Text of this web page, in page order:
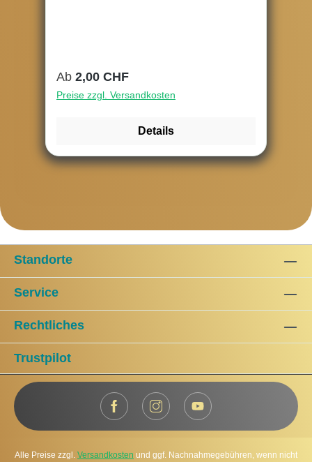
Regulärer Preis:
Ab 2,00 CHF
Preise zzgl. Versandkosten
Details
Standorte
Service
Rechtliches
Trustpilot
Alle Preise zzgl. Versandkosten und ggf. Nachnahmegebühren, wenn nicht